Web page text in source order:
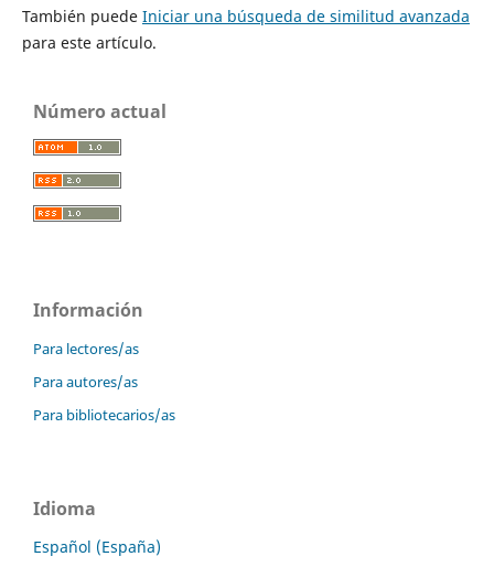
También puede Iniciar una búsqueda de similitud avanzada
para este artículo.
Número actual
Información
Para lectores/as
Para autores/as
Para bibliotecarios/as
Idioma
Español (España)